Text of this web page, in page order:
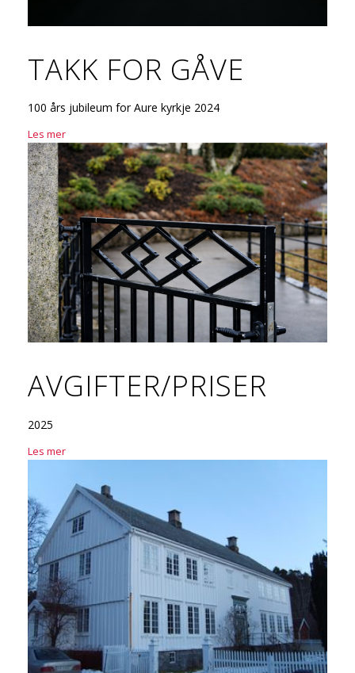
TAKK FOR GÅVE
100 års jubileum for Aure kyrkje 2024
Les mer
AVGIFTER/PRISER
2025
Les mer